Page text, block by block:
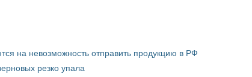
на невозможность отправить продукцию в РФ
резко упала